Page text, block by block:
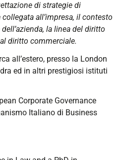
di strategie di
all’impresa, il contesto
la linea del diritto
diritto commerciale.
all’estero, presso la London
ed in altri prestigiosi istituti
Corporate Governance
Italiano di Business